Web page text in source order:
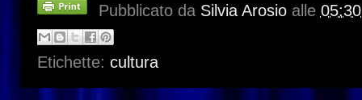
Pubblicato da Silvia Arosio alle
Etichette: cultura